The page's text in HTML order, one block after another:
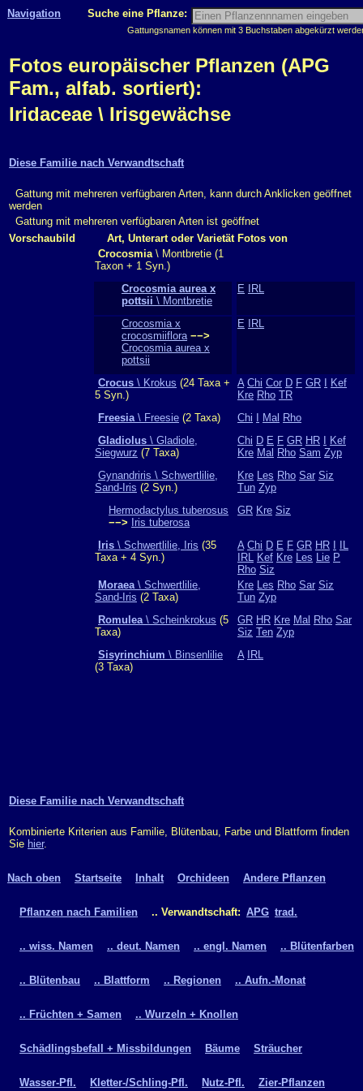
Navigation Suche eine Pflanze:
Gattungsnamen können mit 3 Buchstaben abgekürzt
Fotos europäischer Pflanzen (APG
Fam., alfab. sortiert):
Iridaceae \ Irisgewächse
Diese Familie nach Verwandtschaft
Gattung mit mehreren verfügbaren Arten, kann durch Anklicken geöffnet
werden
Gattung mit mehreren verfügbaren Arten ist geöffnet
Vorschaubild
Art, Unterart oder Varietät Fotos von
Crocosmia\ Montbretie (1
Taxon + 1 Syn.)
Crocosmia aurea x
pottsii \ Montbretie
E IRL
Crocosmia x
crocosmiiflora −−>
Crocosmia aurea x
pottsii
E IRL
Crocus \ Krokus (24 Taxa +
5 Syn.)
A Chi Cor D F GR
Kef
Kre Rho TR
Freesia\ Freesie (2 Taxa) Chi Mal Rho
Gladiolus \ Gladiole,
Siegwurz (7 Taxa)
Chi D E F GR HR
Kef
Kre Mal Rho Sam Zyp
Gynandriris \ Schwertlilie,
Sand-Iris (2 Syn.)
Kre Les Rho Sar Siz
Tun Zyp
Hermodactylus tuberosus
−−> Iris tuberosa
GR Kre Siz
Iris \ Schwertlilie, Iris (35
Taxa + 4 Syn.)
A Chi D E F GR HR
IL
IRL Kef Kre Les Lie P
Rho Siz
Moraea\ Schwertlilie,
Sand-Iris (2 Taxa)
Kre Les Rho Sar Siz
Tun Zyp
Romulea\ Scheinkrokus (5
Taxa)
GR HR Kre Mal Rho Sar
Siz Ten Zyp
Sisyrinchium \ Binsenlilie
(3 Taxa)
A IRL
Diese Familie nach Verwandtschaft
Kombinierte Kriterien aus Familie, Blütenbau, Farbe und Blattform finden
Sie hier.
Nach oben Startseite Inhalt Orchideen Andere Pflanzen
Pflanzen nach Familien .. Verwandtschaft: APG trad.
.. wiss. Namen .. deut. Namen .. engl. Namen .. Blütenfarben
.. Blütenbau .. Blattform .. Regionen .. Aufn.-Monat
.. Früchten + Samen .. Wurzeln + Knollen
Schädlingsbefall + Missbildungen Bäume Sträucher
Wasser-Pfl. Kletter-/Schling-Pfl. Nutz-Pfl. Zier-Pflanzen